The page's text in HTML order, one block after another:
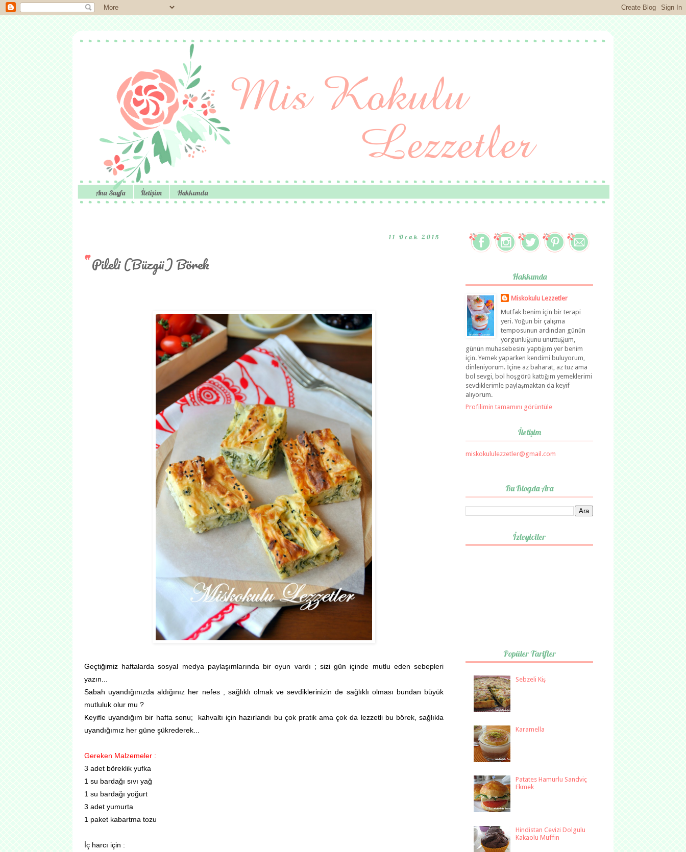
Ana Sayfa İletişim Hakkımda
11 Ocak 2015
Pileli (Büzgü) Börek
Geçtiğimiz haftalarda sosyal medya paylaşımlarında bir oyun vardı ; sizi gün içinde mutlu eden sebepleri
yazın...
Sabah uyandığınızda aldığınız her nefes , sağlıklı olmak ve sevdiklerinizin de sağlıklı olması bundan büyük
mutluluk olur mu ?
Keyifle uyandığım bir hafta sonu; kahvaltı için hazırlandı bu çok pratik ama çok da lezzetli bu börek, sağlıkla
uyandığımız her güne şükrederek...
Gereken Malzemeler :
3 adet böreklik yufka
1 su bardağı sıvı yağ
1 su bardağı yoğurt
3 adet yumurta
1 paket kabartma tozu
İç harcı için :
Hakkımda
Miskokulu Lezzetler
Mutfak benim için bir terapi
yeri. Yoğun bir çalışma
temposunun ardından günün
yorgunluğunu unuttuğum,
günün muhasebesini yaptığım yer benim
için. Yemek yaparken kendimi buluyorum,
dinleniyorum. İçine az baharat, az tuz ama
bol sevgi, bol hoşgörü kattığım yemeklerimi
sevdiklerimle paylaşmaktan da keyif
alıyorum.
Profilimin tamamını görüntüle
İletişim
miskokululezzetler@gmail.com
Bu Blogda Ara
İzleyiciler
Popüler Tarifler
Sebzeli Kiş
Karamella
Patates Hamurlu Sandviç
Ekmek
Hindistan Cevizi Dolgulu
Kakaolu Muffin